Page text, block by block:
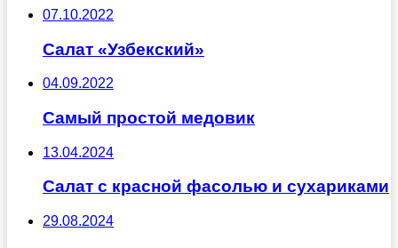
07.10.2022
Салат «Узбекский»
04.09.2022
Самый простой медовик
13.04.2024
Салат с красной фасолью и сухариками
29.08.2024